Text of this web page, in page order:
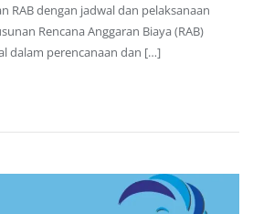
RAB dengan jadwal dan pelaksanaan
Rencana Anggaran Biaya (RAB)
dalam perencanaan dan […]